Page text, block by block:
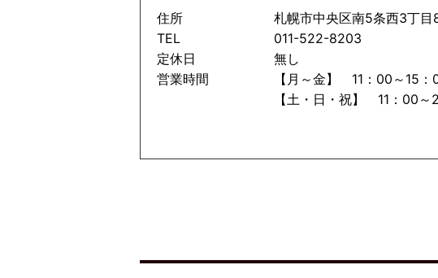
住所
札幌市中央区南5条西3丁
TEL
011-522-8203
定休日
無し
営業時間
【月～金】 11：00～15
【土・日・祝】 11：00～